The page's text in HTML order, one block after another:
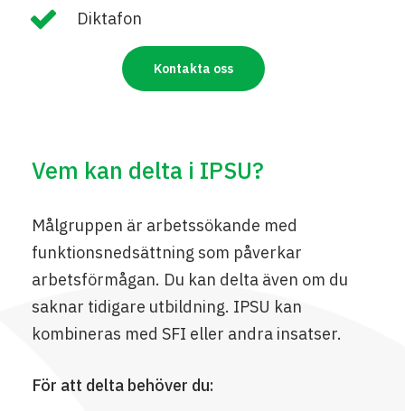
Diktafon
Kontakta oss
Vem kan delta i IPSU?
Målgruppen är arbetssökande med
funktionsnedsättning som påverkar
arbetsförmågan. Du kan delta även om du
saknar tidigare utbildning. IPSU kan
kombineras med SFI eller andra insatser.
För att delta behöver du: